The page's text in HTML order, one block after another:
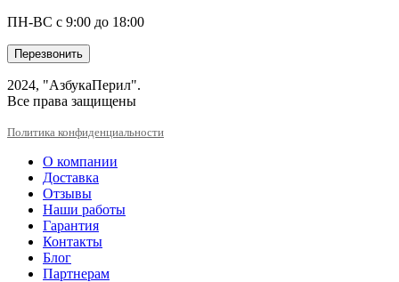
ПН-ВС с 9:00 до 18:00
Перезвонить
2024, "АзбукаПерил".
Все права защищены
Политика конфиденциальности
О компании
Доставка
Отзывы
Наши работы
Гарантия
Контакты
Блог
Партнерам